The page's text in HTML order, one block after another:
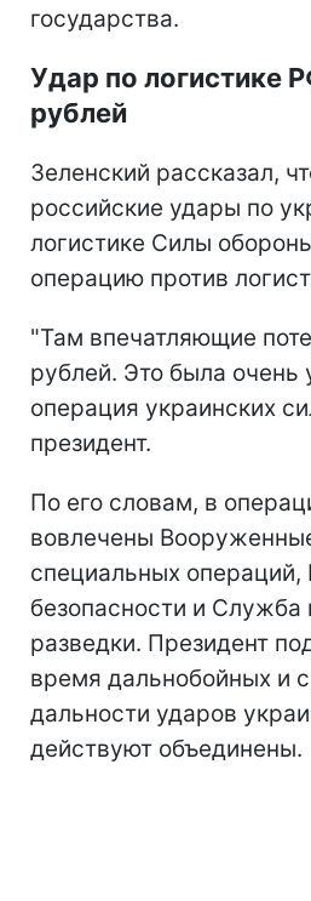
государства.
Удар по логистике
рублей
Зеленский рассказал,
российские удары по
логистике Силы
операцию против
"Там впечатляющие
рублей. Это была очень
операция украинских
президент.
По его словам, в
вовлечены
специальных
безопасности и Служба
разведки. Президент
время дальнобойных и
дальности ударов
действуют объединены.